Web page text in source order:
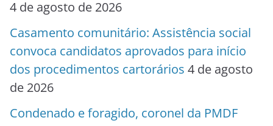
4 de agosto de 2026
Casamento comunitário: Assistência social
convoca candidatos aprovados para início
dos procedimentos cartorários 4 de agosto
de 2026
Condenado e foragido, coronel da PMDF